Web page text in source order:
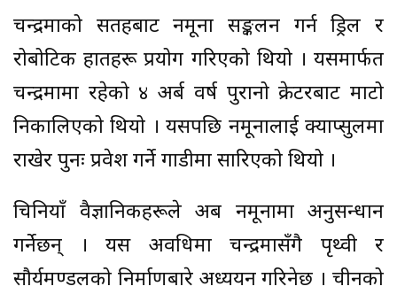
चन्द्रमाको सतहबाट नमूना सङ्कलन गर्न ड्रिल र
रोबोटिक हातहरू प्रयोग गरिएको थियो । यसमार्फत
चन्द्रमामा रहेको ४ अर्ब वर्ष पुरानो क्रेटरबाट माटो
निकालिएको थियो । यसपछि नमूनालाई क्याप्सुलमा
राखेर पुनः प्रवेश गर्ने गाडीमा सारिएको थियो ।
चिनियाँ वैज्ञानिकहरूले अब नमूनामा अनुसन्धान
गर्नेछन् । यस अवधिमा चन्द्रमासँगै पृथ्वी र
सौर्यमण्डलको निर्माणबारे अध्ययन गरिनेछ । चीनको